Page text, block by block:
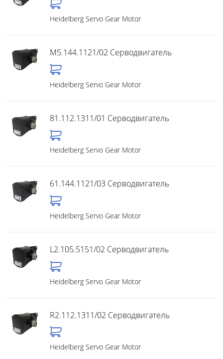
Heidelberg Servo Gear Motor
M5.144.1121/02 Серводвигатель
Heidelberg Servo Gear Motor
81.112.1311/01 Серводвигатель
Heidelberg Servo Gear Motor
61.144.1121/03 Серводвигатель
Heidelberg Servo Gear Motor
L2.105.5151/02 Серводвигатель
Heidelberg Servo Gear Motor
R2.112.1311/02 Серводвигатель
Heidelberg Servo Gear Motor